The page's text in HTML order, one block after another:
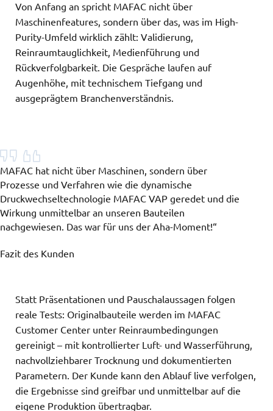
Von Anfang an spricht MAFAC nicht über
Maschinenfeatures, sondern über das, was im High-
Purity-Umfeld wirklich zählt: Validierung,
Reinraumtauglichkeit, Medienführung und
Rückverfolgbarkeit. Die Gespräche laufen auf
Augenhöhe, mit technischem Tiefgang und
ausgeprägtem Branchenverständnis.
MAFAC hat nicht über Maschinen, sondern über
Prozesse und Verfahren wie die dynamische
Druckwechseltechnologie MAFAC VAP geredet und die
Wirkung unmittelbar an unseren Bauteilen
nachgewiesen. Das war für uns der Aha-Moment!“
Fazit des Kunden
Statt Präsentationen und Pauschalaussagen folgen
reale Tests: Originalbauteile werden im MAFAC
Customer Center unter Reinraumbedingungen
gereinigt – mit kontrollierter Luft- und Wasserführung,
nachvollziehbarer Trocknung und dokumentierten
Parametern. Der Kunde kann den Ablauf live verfolgen,
die Ergebnisse sind greifbar und unmittelbar auf die
eigene Produktion übertragbar.